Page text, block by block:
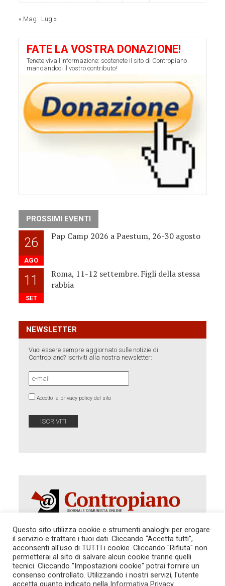
« Mag Lug »
FATE LA VOSTRA DONAZIONE!
Tenete viva l’informazione: sostenete il sito di Contropiano
mandandoci il vostro contributo!
PROSSIMI EVENTI
26
AGO
Pap Camp 2026 a Paestum, 26-30 agosto
11
SET
Roma, 11-12 settembre. Figli della stessa
rabbia
NEWSLETTER
Vuoi essere sempre aggiornato sulle notizie di
Contropiano? Iscriviti alla nostra newsletter:
Accetto la privacy policy del sito
Autorizzazione del Tribunale di Roma 286 del 31
dicembre 2014. Direttore Responsabile: Sergio
Cararo. Indirizzo: V.Casalbruciato 27- sc. B - 00159
Roma -
Tel. 06.640.122.19 -redazione@contropiano.org
Questo sito utilizza cookie e strumenti analoghi per erogare
il servizio e trattare i tuoi dati. Cliccando “Accetta tutti”,
acconsenti all'uso di TUTTI i cookie. Cliccando "Rifiuta" non
permetterai al sito di salvare alcun cookie tranne quelli
tecnici. Cliccando "Impostazioni cookie" potrai fornire un
consenso controllato. Utilizzando i nostri servizi, l'utente
accetta quanto indicato nella Informativa Privacy